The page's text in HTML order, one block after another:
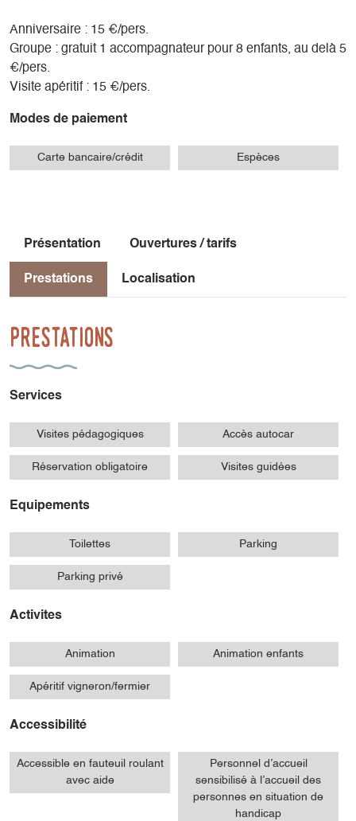
Anniversaire : 15 €/pers.
Groupe : gratuit 1 accompagnateur pour 8 enfants, au delà 5
€/pers.
Visite apéritif : 15 €/pers.
Modes de paiement
Carte bancaire/crédit Espèces
Présentation Ouvertures / tarifs
Prestations Localisation
Prestations
Services
Visites pédagogiques Accès autocar
Réservation obligatoire Visites guidées
Equipements
Toilettes Parking
Parking privé
Activites
Animation Animation enfants
Apéritif vigneron/fermier
Accessibilité
Accessible en fauteuil roulant
avec aide
Personnel d’accueil
sensibilisé à l’accueil des
personnes en situation de
handicap